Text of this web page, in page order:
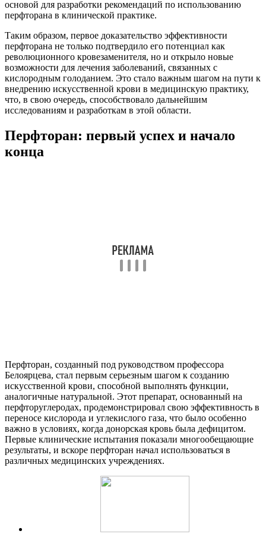
основой для разработки рекомендаций по использованию
перфторана в клинической практике.
Таким образом, первое доказательство эффективности
перфторана не только подтвердило его потенциал как
революционного кровезаменителя, но и открыло новые
возможности для лечения заболеваний, связанных с
кислородным голоданием. Это стало важным шагом на пути к
внедрению искусственной крови в медицинскую практику,
что, в свою очередь, способствовало дальнейшим
исследованиям и разработкам в этой области.
Перфторан: первый успех и начало
конца
Перфторан, созданный под руководством профессора
Белоярцева, стал первым серьезным шагом к созданию
искусственной крови, способной выполнять функции,
аналогичные натуральной. Этот препарат, основанный на
перфторуглеродах, продемонстрировал свою эффективность в
переносе кислорода и углекислого газа, что было особенно
важно в условиях, когда донорская кровь была дефицитом.
Первые клинические испытания показали многообещающие
результаты, и вскоре перфторан начал использоваться в
различных медицинских учреждениях.